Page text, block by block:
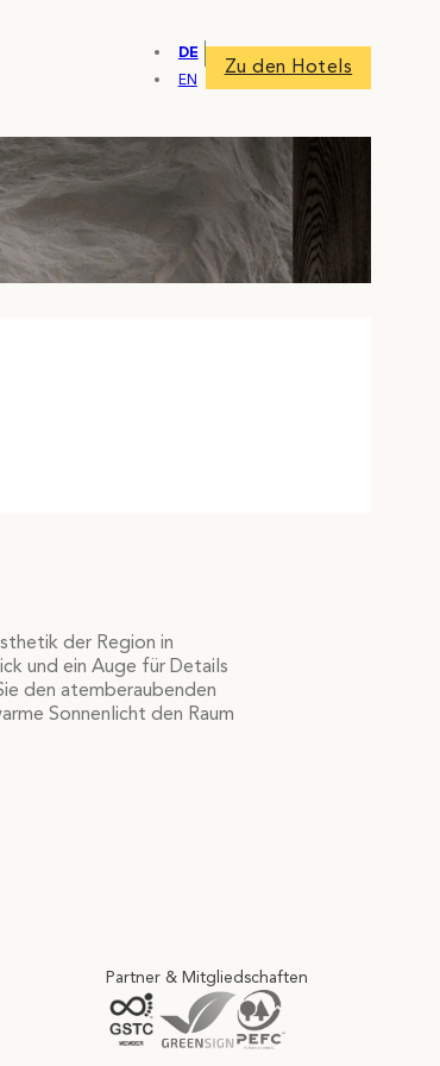
DE
EN
Zu den Hotels
der Region in
und ein Auge für Details
den atemberaubenden
Sonnenlicht den Raum
Partner & Mitgliedschaften